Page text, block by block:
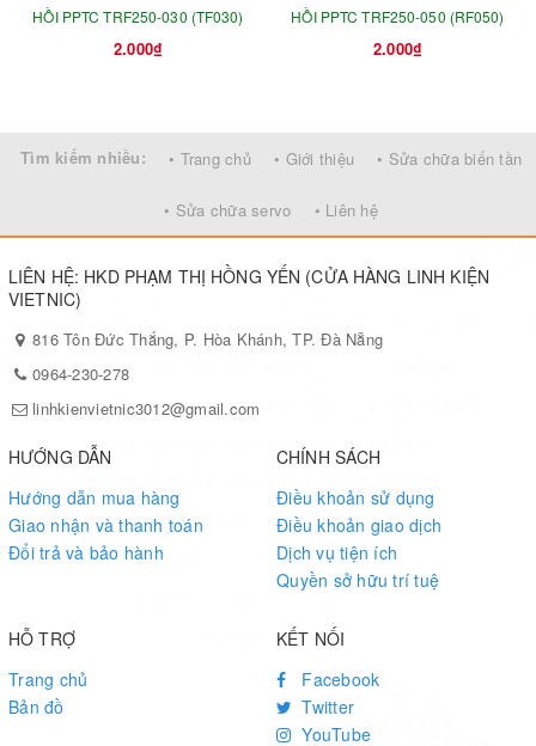
HỒI PPTC TRF250-030 (TF030)
2.000₫
HỒI PPTC TRF250-050 (RF050)
2.000₫
Tìm kiếm nhiều: • Trang chủ • Giới thiệu • Sửa chữa biến tần
• Sửa chữa servo • Liên hệ
LIÊN HỆ: HKD PHẠM THỊ HỒNG YẾN (CỬA HÀNG LINH KIỆN
VIETNIC)
816 Tôn Đức Thắng, P. Hòa Khánh, TP. Đà Nẵng
0964-230-278
linhkienvietnic3012@gmail.com
HƯỚNG DẪN
Hướng dẫn mua hàng
Giao nhận và thanh toán
Đổi trả và bảo hành
CHÍNH SÁCH
Điều khoản sử dụng
Điều khoản giao dịch
Dịch vụ tiện ích
Quyền sở hữu trí tuệ
HỖ TRỢ
Trang chủ
Bản đồ
KẾT NỐI
Facebook
Twitter
YouTube